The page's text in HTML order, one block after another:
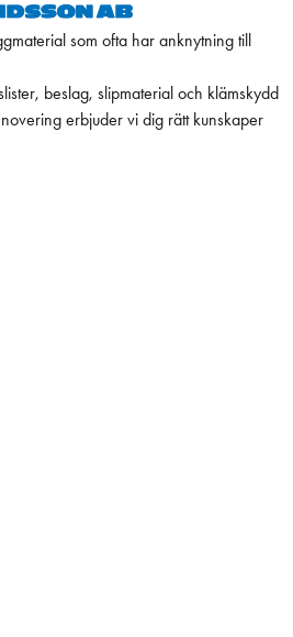
som ofta har anknytning till
beslag, slipmaterial och klämskydd
erbjuder vi dig rätt kunskaper